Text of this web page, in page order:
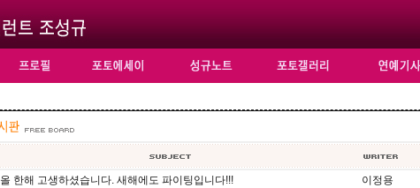
올 한해 고생하셨습니다. 새해에도 파이팅입니다!!! 이정용